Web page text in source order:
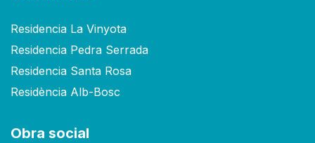
Residencia La Vinyota
Residencia Pedra Serrada
Residencia Santa Rosa
Residència Alb-Bosc
Obra social